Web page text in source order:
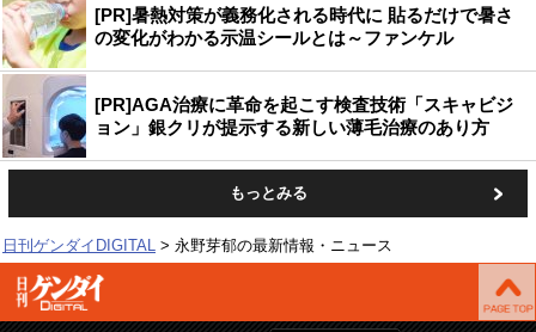
[PR]暑熱対策が義務化される時代に 貼るだけで暑さ
の変化がわかる示温シールとは～ファンケル
[PR]AGA治療に革命を起こす検査技術「スキャビジ
ョン」銀クリが提示する新しい薄毛治療のあり方
もっとみる
日刊ゲンダイDIGITAL 永野芽郁の最新情報・ニュース